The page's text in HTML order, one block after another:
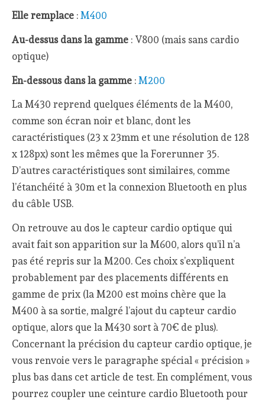
Elle remplace :M400
Au-dessus dans la gamme : V800 (mais sans cardio
optique)
En-dessous dans la gamme :M200
La M430 reprend quelques éléments de la M400,
comme son écran noir et blanc, dont les
caractéristiques (23 x 23mm et une résolution de 128
x 128px) sont les mêmes que la Forerunner 35.
D’autres caractéristiques sont similaires, comme
l’étanchéité à 30m et la connexion Bluetooth en plus
du câble USB.
On retrouve au dos le capteur cardio optique qui
avait fait son apparition sur la M600, alors qu’il n’a
pas été repris sur la M200. Ces choix s’expliquent
probablement par des placements différents en
gamme de prix (la M200 est moins chère que la
M400 à sa sortie, malgré l’ajout du capteur cardio
optique, alors que la M430 sort à 70€ de plus).
Concernant la précision du capteur cardio optique, je
vous renvoie vers le paragraphe spécial « précision »
plus bas dans cet article de test. En complément, vous
pourrez coupler une ceinture cardio Bluetooth pour